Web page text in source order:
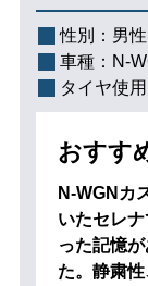
性別： 男性
車種： N-
タイヤ使用
おすす
N-WGNカ
いたセレ
った記憶
た。静粛